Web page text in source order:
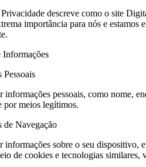
descreve como o site
importância para nós e
Informações
Pessoais
informações pessoais, como nome,
por meios legítimos.
de Navegação
informações sobre o seu dispositivo,
de cookies e tecnologias